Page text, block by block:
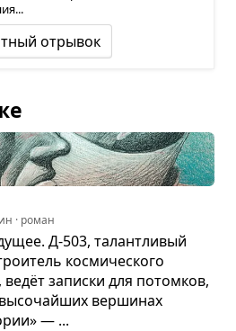
отрывок
· роман
Д-503, талантли­вый
кос­ми­че­ского
записки для потом­ков,
вер­ши­нах
— ...